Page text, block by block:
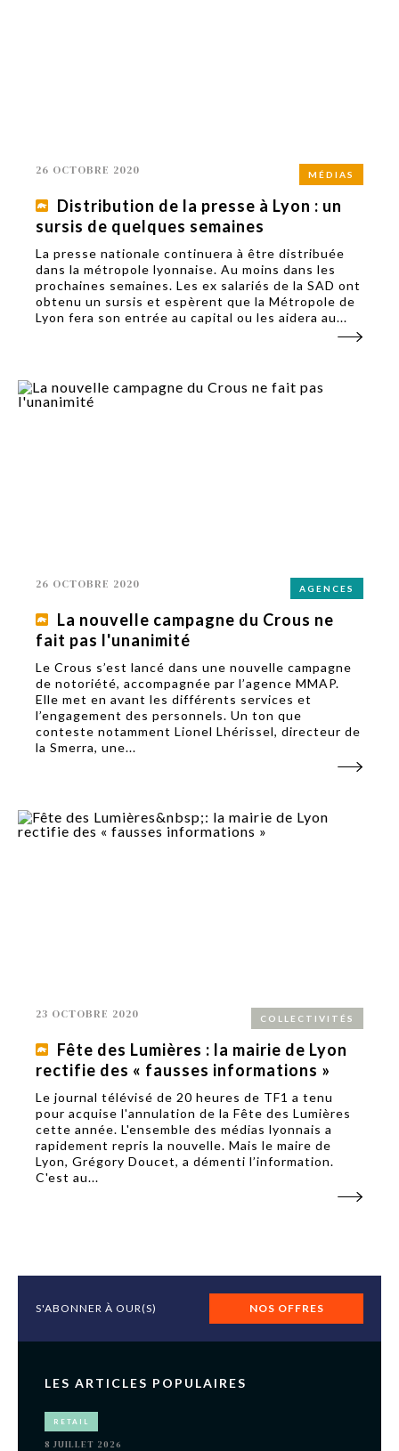
MÉDIAS
26 OCTOBRE 2020
Distribution de la presse à Lyon : un
sursis de quelques semaines
La presse nationale continuera à être distribuée
dans la métropole lyonnaise. Au moins dans les
prochaines semaines. Les ex salariés de la SAD ont
obtenu un sursis et espèrent que la Métropole de
Lyon fera son entrée au capital ou les aidera au...
AGENCES
26 OCTOBRE 2020
La nouvelle campagne du Crous ne
fait pas l'unanimité
Le Crous s’est lancé dans une nouvelle campagne
de notoriété, accompagnée par l’agence MMAP.
Elle met en avant les différents services et
l’engagement des personnels. Un ton que
conteste notamment Lionel Lhérissel, directeur de
la Smerra, une...
COLLECTIVITÉS
23 OCTOBRE 2020
Fête des Lumières : la mairie de Lyon
rectifie des « fausses informations »
Le journal télévisé de 20 heures de TF1 a tenu
pour acquise l'annulation de la Fête des Lumières
cette année. L'ensemble des médias lyonnais a
rapidement repris la nouvelle. Mais le maire de
Lyon, Grégory Doucet, a démenti l’information.
C'est au...
S'ABONNER À OUR(S) NOS OFFRES
LES ARTICLES POPULAIRES
RETAIL
8 JUILLET 2026